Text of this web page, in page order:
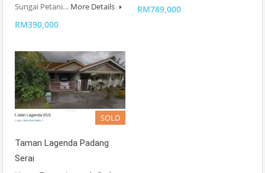
Sungai Petani… More Details
RM390,000
RM789,000
SOLD
Taman Lagenda Padang
Serai